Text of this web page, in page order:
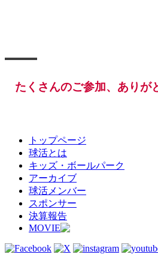
たくさんのご参加、ありが
トップページ
球活とは
キッズ・ボールパーク
アーカイブ
球活メンバー
スポンサー
決算報告
MOVIE